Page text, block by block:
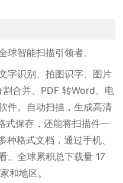
智能扫描引领者。
字识别、拍图识字、图片
合并、PDF 转Word、电
件。自动扫描，生成高清
式保存，还能将扫描件一
格式文档，通过手机、
。全球累积总下载量 17
和地区。